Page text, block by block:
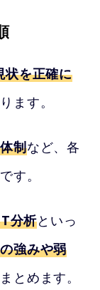
状を正確に
ます。
制など、各
す。
分析といっ
強みや弱
とめます。